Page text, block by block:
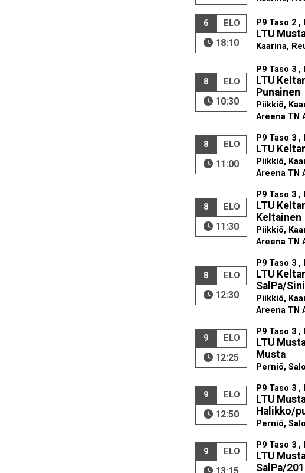
6 ELO
18:10
P9 Taso 2 ,
LTU
Kaarina,
8 ELO
10:30
P9 Taso 3 ,
LTU
Punainen
Piikkiö,
Areena TN
8 ELO
11:00
P9 Taso 3 ,
LTU
Piikkiö,
Areena TN
8 ELO
11:30
P9 Taso 3 ,
LTU
Keltainen
Piikkiö,
Areena TN
8 ELO
12:30
P9 Taso 3 ,
LTU
SalPa/
Piikkiö,
Areena TN
9 ELO
12:25
P9 Taso 3 ,
LTU
Musta
Perniö,
9 ELO
12:50
P9 Taso 3 ,
LTU
Halikko/
Perniö,
9 ELO
P9 Taso 3 ,
LTU
SalPa/